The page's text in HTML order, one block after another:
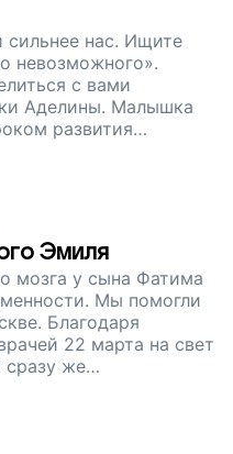
сильнее нас. Ищите
невозможного».
с вами
Аделины. Малышка
развития
операцию.
— сейчас семья
важные и самые
помощи, друзья, 73
врачей и
за ваше
Эмиля
мозга у сына Фатима
Мы помогли
Благодаря
22 марта на свет
сразу же
домой
в лечении
благодаря вашей